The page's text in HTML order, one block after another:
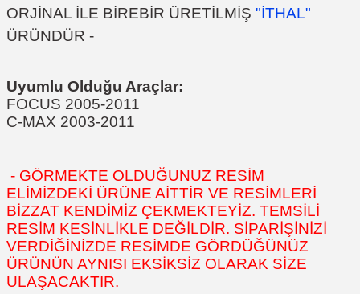
ORJİNAL İLE BİREBİR ÜRETİLMİŞ "İTHAL"
ÜRÜNDÜR -
Uyumlu Olduğu Araçlar:
FOCUS 2005-2011
C-MAX 2003-2011
- GÖRMEKTE OLDUĞUNUZ RESİM
ELİMİZDEKİ ÜRÜNE AİTTİR VE RESİMLERİ
BİZZAT KENDİMİZ ÇEKMEKTEYİZ. TEMSİLİ
RESİM KESİNLİKLE DEĞİLDİR. SİPARİŞİNİZİ
VERDİĞİNİZDE RESİMDE GÖRDÜĞÜNÜZ
ÜRÜNÜN AYNISI EKSİKSİZ OLARAK SİZE
ULAŞACAKTIR.